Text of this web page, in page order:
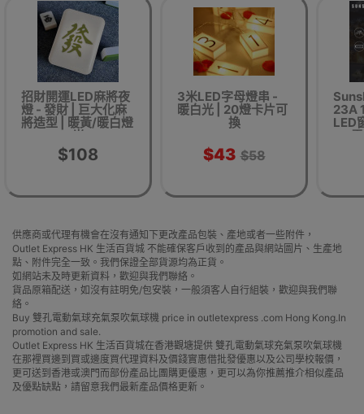
招財開運LED麻將夜
燈 - 發財 | 巨大化麻
將造型 | 暖黃/暖白燈
光
$108
3米LED字母燈串 -
暖白光 | 20燈卡片可
換
$43 $58
23A
LED
AA
供應商或代理有機會在沒有通知下更改產品包裝、產地或者一些附件，
Outlet Express HK 生活百貨城 不能確保客戶收到的產品與網站圖片、生產地
點、附件完全一致。我們保證全部貨源均為正貨。
如網站未及時更新資料，歡迎與我們聯絡。
貨品原箱配送，如沒有註明免/包安裝，一般須客人自行組裝，歡迎與我們聯
絡。
Buy 雙孔電動氣球充氣泵吹氣球機 price in outletexpress .com Hong Kong.In
promotion and sale.
Outlet Express HK 生活百貨城在香港觀塘提供 雙孔電動氣球充氣泵吹氣球機
在那裡買邊到買或邊度買代理資料及價錢實惠借批發優惠以及公司學校報價，
更可送到香港或澳門而部份產品比團購更優惠，更可以為你推薦推介相似產品
及優點缺點，請留意我們最新產品價格更新。